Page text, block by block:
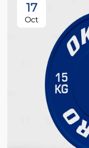
17
Oct